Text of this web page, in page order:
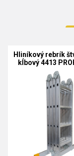
Hliníkový rebrík
kĺbový 4413